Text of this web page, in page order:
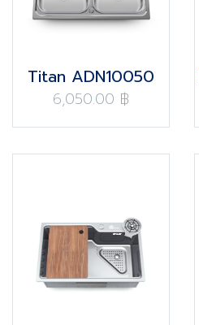
Titan ADN10050
6,050.00 ฿